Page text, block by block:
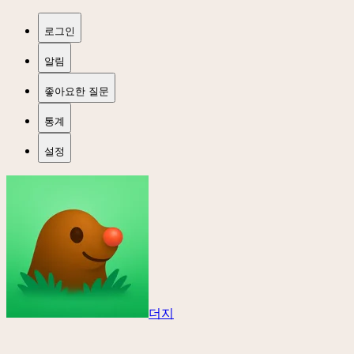
로그인
알림
좋아요한 질문
통계
설정
더지